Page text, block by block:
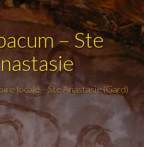
– Ste
locale – Ste Anastasie (Gard)